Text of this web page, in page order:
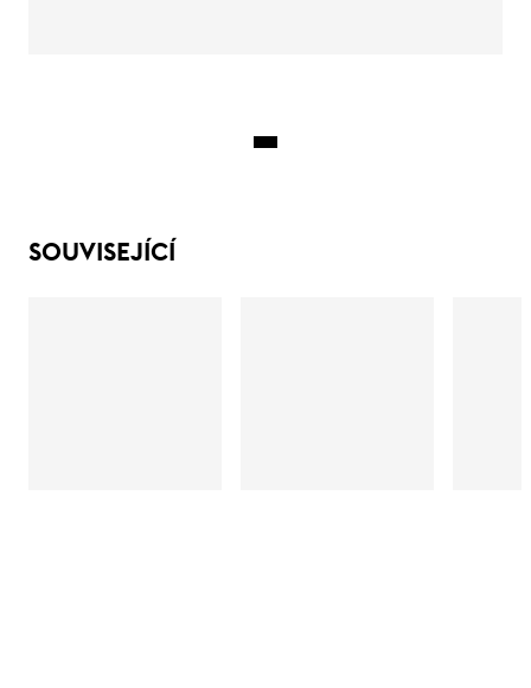
SOUVISEJÍCÍ